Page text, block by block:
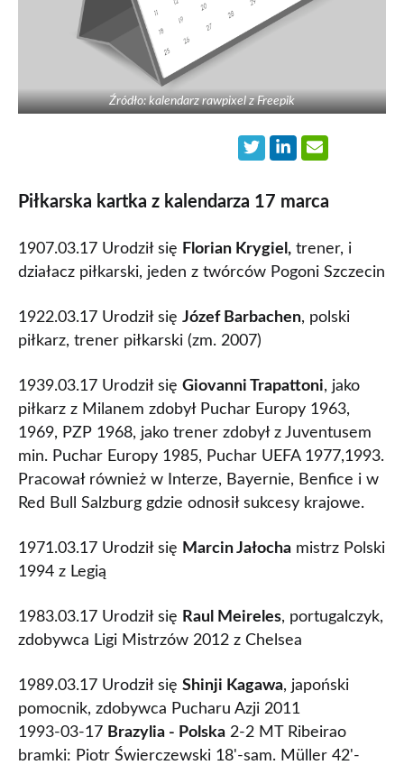
Źródło: kalendarz rawpixel z Freepik
Piłkarska kartka z kalendarza 17 marca
1907.03.17 Urodził się Florian Krygiel, trener, i
działacz piłkarski, jeden z twórców Pogoni Szczecin
1922.03.17 Urodził się Józef Barbachen, polski
piłkarz, trener piłkarski (zm. 2007)
1939.03.17 Urodził się Giovanni Trapattoni, jako
piłkarz z Milanem zdobył Puchar Europy 1963,
1969, PZP 1968, jako trener zdobył z Juventusem
min. Puchar Europy 1985, Puchar UEFA 1977,1993.
Pracował również w Interze, Bayernie, Benfice i w
Red Bull Salzburg gdzie odnosił sukcesy krajowe.
1971.03.17 Urodził się Marcin Jałocha mistrz Polski
1994 z Legią
1983.03.17 Urodził się Raul Meireles, portugalczyk,
zdobywca Ligi Mistrzów 2012 z Chelsea
1989.03.17 Urodził się Shinji Kagawa, japoński
pomocnik, zdobywca Pucharu Azji 2011
1993-03-17 Brazylia - Polska 2-2 MT Ribeirao
bramki: Piotr Świerczewski 18'-sam. Müller 42'-